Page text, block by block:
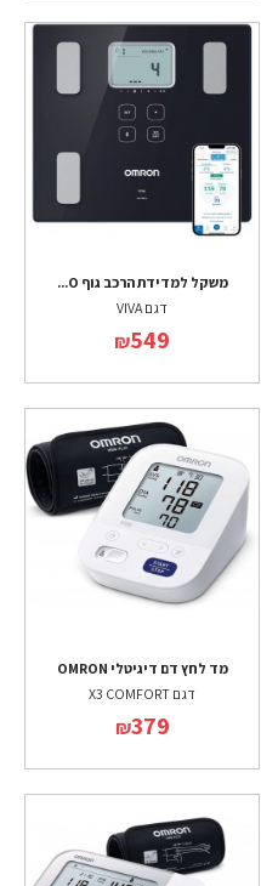
משקל למדידת הרכב גוף O...
דגם VIVA
₪549
מד לחץ דם דיגיטלי OMRON
דגם X3 COMFORT
₪379